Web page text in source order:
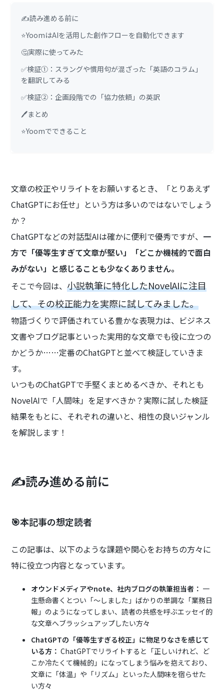
✍️読み進める前に
⭐YoomはAIを活用した創作フローを自動化できます
🤔実際に使ってみた
✅検証①：スラングや慣用句が混ざった「英語のコラム」
を翻訳してみる
✅検証②：企画段階での「協力依頼」の英訳
🖊️まとめ
⭐Yoomでできること
文章の校正やリライトをお願いするとき、「とりあえず
ChatGPTにお任せ」という方は多いのではないでしょう
か？
ChatGPTなどの対話型AIは確かに便利で優秀ですが、 一
方で「優等生すぎて文章が堅い」「どこか機械的で面白
みがない」と感じることも少なくありません。
そこで今回は、小説執筆に特化したNovelAIに注目
して、その校正能力を実際に試してみました。
物語づくりで評価されている豊かな表現力は、ビジネス
文書やブログ記事といった実用的な文章でも役に立つの
かどうか……定番のChatGPTと並べて検証していきま
す。
いつものChatGPTで手堅くまとめるべきか、それとも
NovelAIで「人間味」を足すべきか？実際に試した検証
結果をもとに、それぞれの違いと、相性の良いジャンル
を解説します！
✍️読み進める前に
🎯本記事の想定読者
この記事は、以下のような課題や関心をお持ちの方々に
特に役立つ内容となっています。
オウンドメディアやnote、社内ブログの執筆担当者： 一
生懸命書くとつい「〜しました」ばかりの単調な「業務日
報」のようになってしまい、読者の共感を呼ぶエッセイ的
な文章へブラッシュアップしたい方々
ChatGPTの「優等生すぎる校正」に物足りなさを感じて
いる方： ChatGPTでリライトすると「正しいけれど、ど
こか冷たくて機械的」になってしまう悩みを抱えており、
文章に「体温」や「リズム」といった人間味を宿らせた
い方々